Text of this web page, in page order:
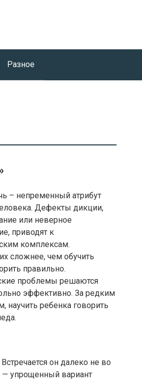
Разное
– непременный атрибут
Дефекты дикции,
или неверное
приводят к
комплексам.
сложнее, чем обучить
правильно.
проблемы решаются
эффективно. За редким
научить ребенка говорить
он далеко не во
— упрощенный вариант